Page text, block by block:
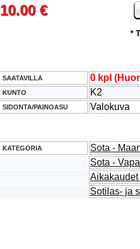
10.00 €
*
SAATAVILLA 0 kpl
KUNTO K2
SIDONTA/PAINOASU Valokuva
KATEGORIA
Sota -
Sota -
Sotilas- ja